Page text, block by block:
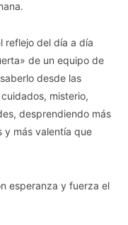
reflejo del día a día
de un equipo de
desde las
misterio,
desprendiendo más
y más valentía que
esperanza y fuerza el